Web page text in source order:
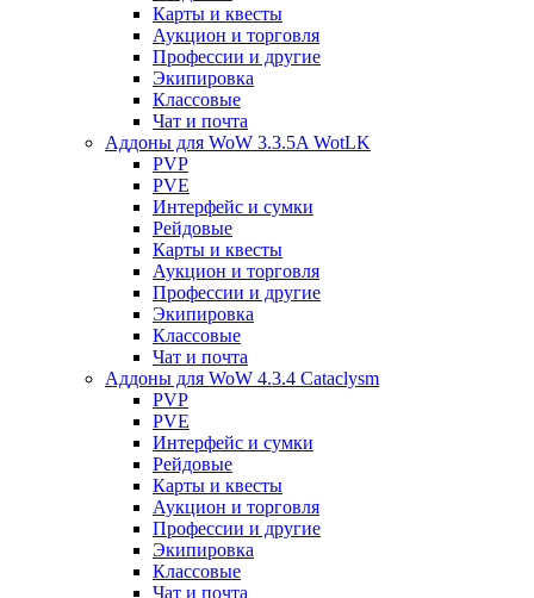
Карты и квесты
Аукцион и торговля
Профессии и другие
Экипировка
Классовые
Чат и почта
Аддоны для WoW 3.3.5A WotLK
PVP
PVE
Интерфейс и сумки
Рейдовые
Карты и квесты
Аукцион и торговля
Профессии и другие
Экипировка
Классовые
Чат и почта
Аддоны для WoW 4.3.4 Cataclysm
PVP
PVE
Интерфейс и сумки
Рейдовые
Карты и квесты
Аукцион и торговля
Профессии и другие
Экипировка
Классовые
Чат и почта